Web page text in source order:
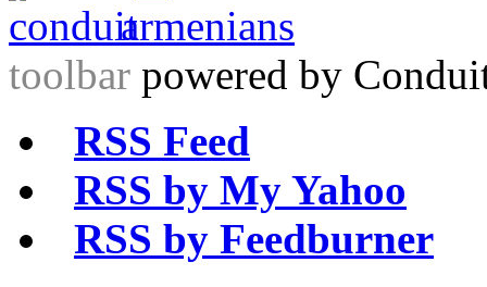
toolbar powered by
RSS Feed
RSS by My Yahoo
RSS by Feedburner